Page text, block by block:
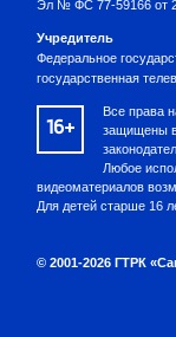
Эл № ФС 77-59166 от
Учредитель
Федеральное
государственная
16+
Все права
защищены
Любое
видеоматериалов
Для детей старше 16
© 2001-2026 ГТРК